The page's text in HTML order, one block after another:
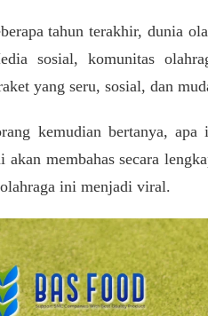
tahun terakhir, dunia
sosial, komunitas
yang seru, sosial, dan
kemudian bertanya,
membahas secara
ini menjadi viral.